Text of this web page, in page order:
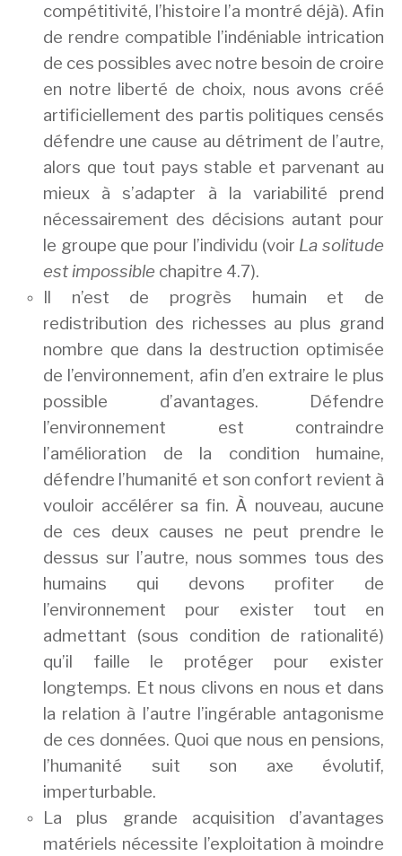
compétitivité, l’histoire l’a montré déjà). Afin
de rendre compatible l’indéniable intrication
de ces possibles avec notre besoin de croire
en notre liberté de choix, nous avons créé
artificiellement des partis politiques censés
défendre une cause au détriment de l’autre,
alors que tout pays stable et parvenant au
mieux à s’adapter à la variabilité prend
nécessairement des décisions autant pour
le groupe que pour l’individu (voir La solitude
est impossible chapitre 4.7).
Il n’est de progrès humain et de
redistribution des richesses au plus grand
nombre que dans la destruction optimisée
de l’environnement, afin d’en extraire le plus
possible d’avantages. Défendre
l’environnement est contraindre
l’amélioration de la condition humaine,
défendre l’humanité et son confort revient à
vouloir accélérer sa fin. À nouveau, aucune
de ces deux causes ne peut prendre le
dessus sur l’autre, nous sommes tous des
humains qui devons profiter de
l’environnement pour exister tout en
admettant (sous condition de rationalité)
qu’il faille le protéger pour exister
longtemps. Et nous clivons en nous et dans
la relation à l’autre l’ingérable antagonisme
de ces données. Quoi que nous en pensions,
l’humanité suit son axe évolutif,
imperturbable.
La plus grande acquisition d’avantages
matériels nécessite l’exploitation à moindre